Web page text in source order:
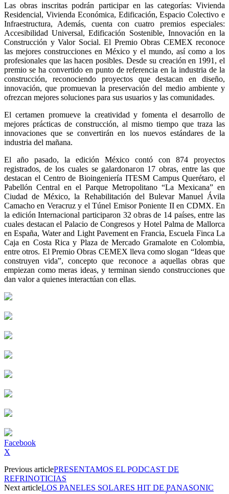
Las obras inscritas podrán participar en las categorías: Vivienda
Residencial, Vivienda Económica, Edificación, Espacio Colectivo e
Infraestructura, Además, cuenta con cuatro premios especiales:
Accesibilidad Universal, Edificación Sostenible, Innovación en la
Construcción y Valor Social. El Premio Obras CEMEX reconoce
las mejores construcciones en México y el mundo, así como a los
profesionales que las hacen posibles. Desde su creación en 1991, el
premio se ha convertido en punto de referencia en la industria de la
construcción, reconociendo proyectos que destacan en diseño,
innovación, que promuevan la preservación del medio ambiente y
ofrezcan mejores soluciones para sus usuarios y las comunidades.
El certamen promueve la creatividad y fomenta el desarrollo de
mejores prácticas de construcción, al mismo tiempo que traza las
innovaciones que se convertirán en los nuevos estándares de la
industria del mañana.
El año pasado, la edición México contó con 874 proyectos
registrados, de los cuales se galardonaron 17 obras, entre las que
destacan el Centro de Bioingeniería ITESM Campus Querétaro, el
Pabellón Central en el Parque Metropolitano “La Mexicana” en
Ciudad de México, la Rehabilitación del Bulevar Manuel Ávila
Camacho en Veracruz y el Túnel Emisor Poniente II en CDMX. En
la edición Internacional participaron 32 obras de 14 países, entre las
cuales destacan el Palacio de Congresos y Hotel Palma de Mallorca
en España, Water and Light Pavement en Francia, Escuela Finca La
Caja en Costa Rica y Plaza de Mercado Gramalote en Colombia,
entre otros. El Premio Obras CEMEX lleva como slogan “Ideas que
construyen vida”, concepto que reconoce a aquellas obras que
empiezan como meras ideas, y terminan siendo construcciones que
dan valor a quienes interactúan con ellas.
Facebook
X
Previous articlePRESENTAMOS EL PODCAST DE
REFRINOTICIAS
Next articleLOS PANELES SOLARES HIT DE PANASONIC